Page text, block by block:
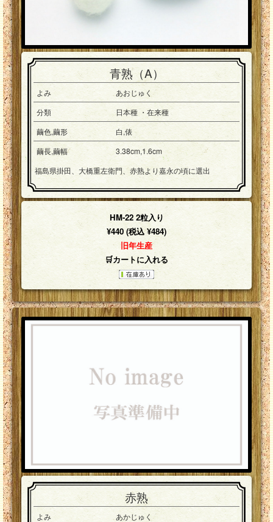
青熟（A）
よみ
あおじゅく
分類
日本種 ・在来種
繭色,繭形
白,俵
繭長,繭幅
3.38cm,1.6cm
福島県掛田、大橋重左衛門、赤熟より嘉永の頃に選出
HM-22 2粒入り
¥440 (税込 ¥484)
旧年生産
🛒カートに入れる
赤熟
よみ
あかじゅく